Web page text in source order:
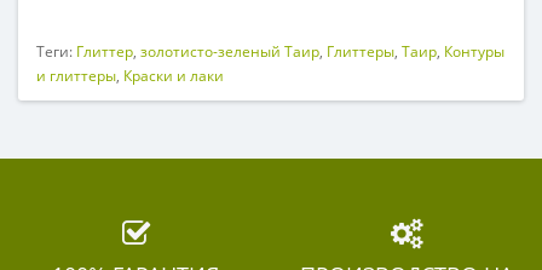
Теги: Глиттер, золотисто-зеленый Таир, Глиттеры, Таир, Контуры
и глиттеры, Краски и лаки